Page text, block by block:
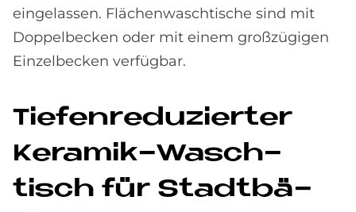
eingelassen. Flächenwaschtische sind mit
Doppelbecken oder mit einem großzügigen
Einzelbecken verfügbar.
Tie­fen­re­du­zier­ter
Ke­ra­mik-Wasch­
tisch für Stadt­bä­